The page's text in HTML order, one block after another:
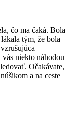
čo ma čaká. Bola
tým, že bola
niekto náhodou
Očakávate,
a na ceste